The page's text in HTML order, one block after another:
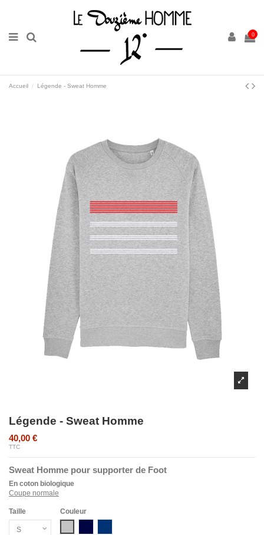
0
Accueil Légende - Sweat Homme
Légende - Sweat Homme
40,00 €
TTC
Sweat Homme pour supporter de Foot
En coton biologique
Coupe normale
Taille
Couleur